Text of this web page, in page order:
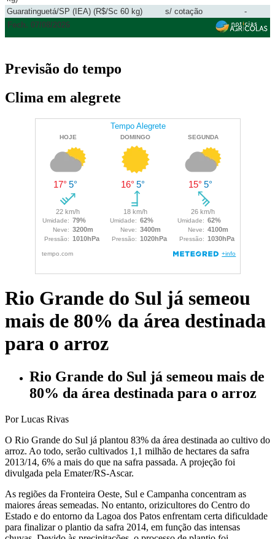
Guaratinguetá/SP (IEA) (R$/Sc 60 kg)
s/ cotação
-
Fech. 07/08/2026
Previsão do tempo
Clima em alegrete
Rio Grande do Sul já semeou
mais de 80% da área destinada
para o arroz
Rio Grande do Sul já semeou mais de
80% da área destinada para o arroz
Por Lucas Rivas
O Rio Grande do Sul já plantou 83% da área destinada ao cultivo do
arroz. Ao todo, serão cultivados 1,1 milhão de hectares da safra
2013/14, 6% a mais do que na safra passada. A projeção foi
divulgada pela Emater/RS-Ascar.
As regiões da Fronteira Oeste, Sul e Campanha concentram as
maiores áreas semeadas. No entanto, orizicultores do Centro do
Estado e do entorno da Lagoa dos Patos enfrentam certa dificuldade
para finalizar o plantio da safra 2014, em função das intensas